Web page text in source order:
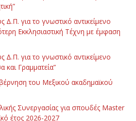
για το γνωστικό αντικείμενο
Εκκλησιαστική Τέχνη με έμφαση
για το γνωστικό αντικείμενο
και Γραμματεία”
του Μεξικού ακαδημαϊκού
Συνεργασίας για σπουδές Master
έτος 2026-2027